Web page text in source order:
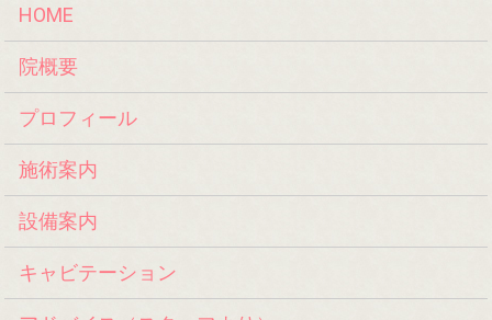
HOME
院概要
プロフィール
施術案内
設備案内
キャビテーション